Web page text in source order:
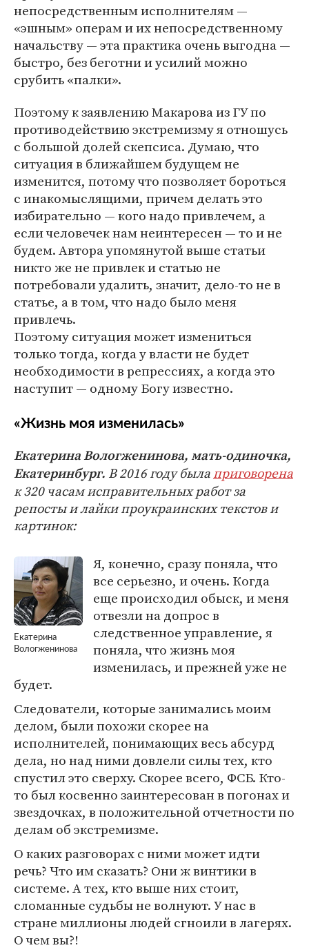
непосредственным исполнителям —
«эшным» операм и их непосредственному
начальству — эта практика очень выгодна —
быстро, без беготни и усилий можно
срубить «палки».
Поэтому к заявлению Макарова из ГУ по
противодействию экстремизму я отношусь
с большой долей скепсиса. Думаю, что
ситуация в ближайшем будущем не
изменится, потому что позволяет бороться
с инакомыслящими, причем делать это
избирательно — кого надо привлечем, а
если человечек нам неинтересен — то и не
будем. Автора упомянутой выше статьи
никто же не привлек и статью не
потребовали удалить, значит, дело-то не в
статье, а в том, что надо было меня
привлечь.
Поэтому ситуация может измениться
только тогда, когда у власти не будет
необходимости в репрессиях, а когда это
наступит — одному Богу известно.
«Жизнь моя изменилась»
Екатерина Вологженинова, мать-одиночка,
Екатеринбург. В 2016 году былаприговорена
к 320 часам исправительных работ за
репосты и лайки проукраинских текстов и
картинок:
Екатерина
Вологженинова
Я, конечно, сразу поняла, что
все серьезно, и очень. Когда
еще происходил обыск, и меня
отвезли на допрос в
следственное управление, я
поняла, что жизнь моя
изменилась, и прежней уже не
будет.
Следователи, которые занимались моим
делом, были похожи скорее на
исполнителей, понимающих весь абсурд
дела, но над ними довлели силы тех, кто
спустил это сверху. Скорее всего, ФСБ. Кто-
то был косвенно заинтересован в погонах и
звездочках, в положительной отчетности по
делам об экстремизме.
О каких разговорах с ними может идти
речь? Что им сказать? Они ж винтики в
системе. А тех, кто выше них стоит,
сломанные судьбы не волнуют. У нас в
стране миллионы людей сгноили в лагерях.
О чем вы?!